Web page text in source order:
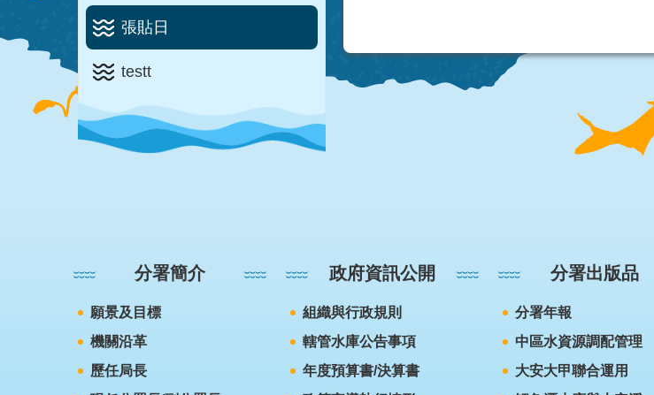
張貼日
testt
分署簡介
願景及目標
機關沿革
歷任局長
政府資訊公開
組織與行政規則
轄管水庫公告事項
年度預算書/決算書
分署出版品
分署年報
中區水資源調配管理
大安大甲聯合運用